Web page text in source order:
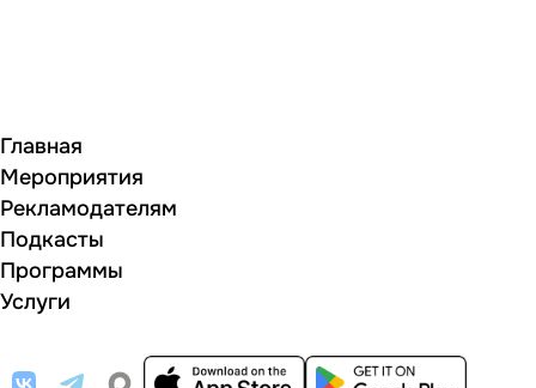
Главная
Мероприятия
Рекламодателям
Подкасты
Программы
Услуги